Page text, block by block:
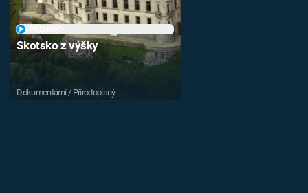
Skotsko z výšky
Dokumentární / Přírodopisný